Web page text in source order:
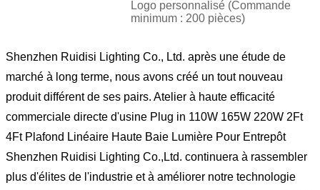
Logo personnalisé (Commande
minimum : 200 pièces)
Shenzhen Ruidisi Lighting Co., Ltd. après une étude de
marché à long terme, nous avons créé un tout nouveau
produit différent de ses pairs. Atelier à haute efficacité
commerciale directe d'usine Plug in 110W 165W 220W 2Ft
4Ft Plafond Linéaire Haute Baie Lumière Pour Entrepôt
Shenzhen Ruidisi Lighting Co.,Ltd. continuera à rassembler
plus d'élites de l'industrie et à améliorer notre technologie